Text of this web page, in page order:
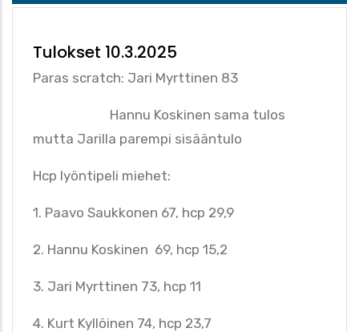
Tulokset 10.3.2025
Paras scratch: Jari Myrttinen 83
Hannu Koskinen sama tulos
mutta Jarilla parempi sisääntulo
Hcp lyöntipeli miehet:
1. Paavo Saukkonen 67, hcp 29,9
2. Hannu Koskinen 69, hcp 15,2
3. Jari Myrttinen 73, hcp 11
4. Kurt Kyllöinen 74, hcp 23,7